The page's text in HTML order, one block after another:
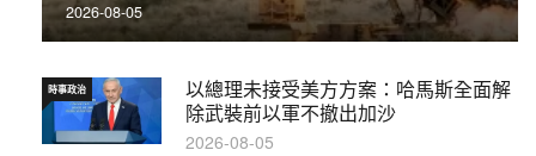
2026-08-05
以總理未接受美方方案：哈馬斯全面解
除武裝前以軍不撤出加沙
時事政治
2026-08-05